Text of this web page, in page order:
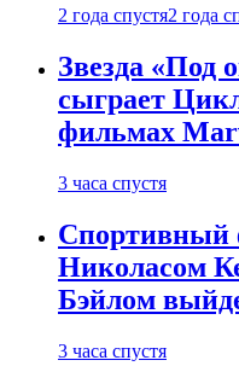
2 года спустя2 года
Звезда «Под
сыграет
фильмах
3 часа спустя
Спортивный
Николасом
Бэйлом
3 часа спустя